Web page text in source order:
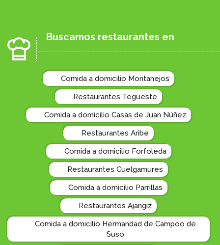
Buscamos restaurantes en
Comida a domicilio Montanejos
Restaurantes Tegueste
Comida a domicilio Casas de Juan Núñez
Restaurantes Aribe
Comida a domicilio Forfoleda
Restaurantes Cuelgamures
Comida a domicilio Parrillas
Restaurantes Ajangiz
Comida a domicilio Hermandad de Campoo de
Suso